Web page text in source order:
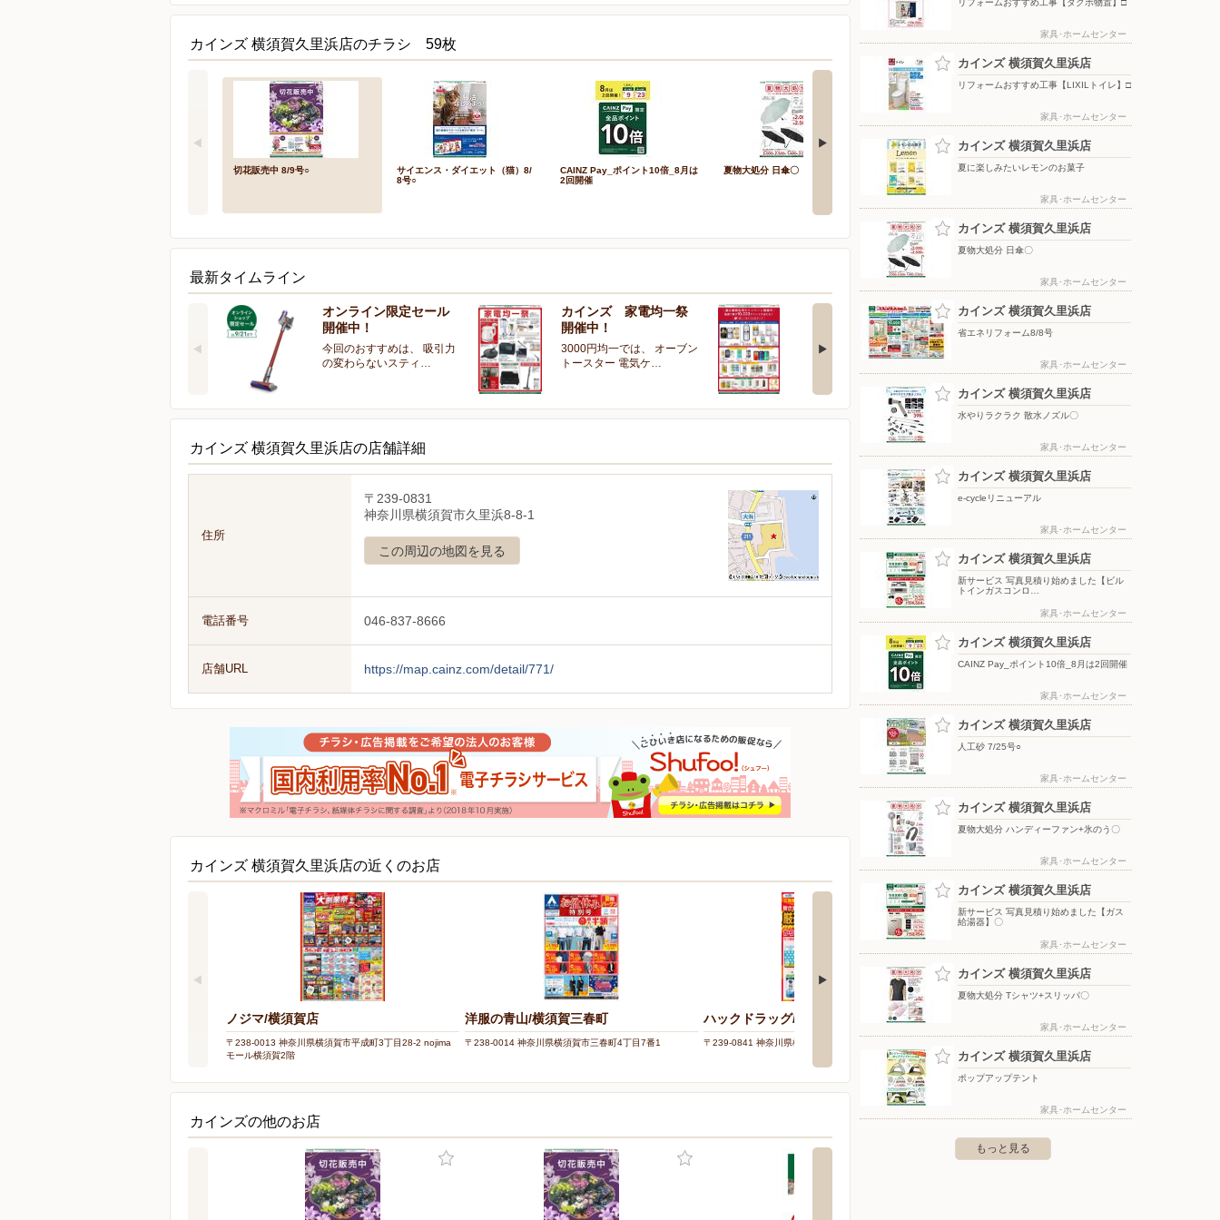
カインズ 横須賀久里浜店のチラシ 59枚
切花販売中 8/9号○
サイエンス・ダイエット（猫）8/
8号○
CAINZ Pay_ポイント10倍_8月は
2回開催
夏物大処分 日傘〇
夏物大処分 ポップアップテント
+水物〇
水やりラクラク 散水ノズル〇
最新タイムライン
オンライン限定セール
開催中！
今回のおすすめは、 吸引力
の変わらないスティ…
カインズ 家電均一祭
開催中！
3000円均一では、 オーブン
トースター 電気ケ…
夏の酒類合同キャンペ
夏の酒類合同キャンペーン
カインズ 横須賀久里浜店の店舗詳細
住所
〒239-0831
神奈川県横須賀市久里浜8-8-1
この周辺の地図を見る
電話番号 046-837-8666
店舗URL https://map.cainz.com/detail/771/
カインズ 横須賀久里浜店の近くのお店
ノジマ/横須賀店
〒238-0013 神奈川県横須賀市平成町3丁目28-2 nojima
モール横須賀2階
洋服の青山/横須賀三春町
〒238-0014 神奈川県横須賀市三春町4丁目7番1
ハックドラッグ/野比店
〒239-0841 神奈川県横須賀市野比1-40-23
カインズの他のお店
リフォームおすすめ工事【タクボ物置】□
家具･ホームセンター
カインズ 横須賀久里浜店
リフォームおすすめ工事【LIXILトイレ】□
家具･ホームセンター
カインズ 横須賀久里浜店
夏に楽しみたいレモンのお菓子
家具･ホームセンター
カインズ 横須賀久里浜店
夏物大処分 日傘〇
家具･ホームセンター
カインズ 横須賀久里浜店
省エネリフォーム8/8号
家具･ホームセンター
カインズ 横須賀久里浜店
水やりラクラク 散水ノズル〇
家具･ホームセンター
カインズ 横須賀久里浜店
e-cycleリニューアル
家具･ホームセンター
カインズ 横須賀久里浜店
新サービス 写真見積り始めました【ビル
トインガスコンロ…
家具･ホームセンター
カインズ 横須賀久里浜店
CAINZ Pay_ポイント10倍_8月は2回開催
家具･ホームセンター
カインズ 横須賀久里浜店
人工砂 7/25号○
家具･ホームセンター
カインズ 横須賀久里浜店
夏物大処分 ハンディーファン+氷のう〇
家具･ホームセンター
カインズ 横須賀久里浜店
新サービス 写真見積り始めました【ガス
給湯器】〇
家具･ホームセンター
カインズ 横須賀久里浜店
夏物大処分 Tシャツ+スリッパ〇
家具･ホームセンター
カインズ 横須賀久里浜店
ポップアップテント
家具･ホームセンター
もっと見る